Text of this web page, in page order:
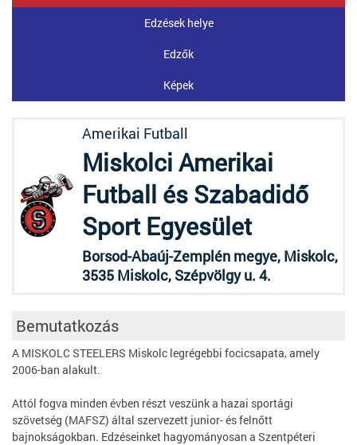
Edzések helye
Edzők
Képek
Amerikai Futball
Miskolci Amerikai
Futball és Szabadidő
Sport Egyesület
Borsod-Abaúj-Zemplén megye, Miskolc,
3535 Miskolc, Szépvölgy u. 4.
Bemutatkozás
A MISKOLC STEELERS Miskolc legrégebbi focicsapata, amely
2006-ban alakult.
Attól fogva minden évben részt veszünk a hazai sportági
szövetség (MAFSZ) által szervezett junior- és felnőtt
bajnokságokban. Edzéseinket hagyományosan a Szentpéteri